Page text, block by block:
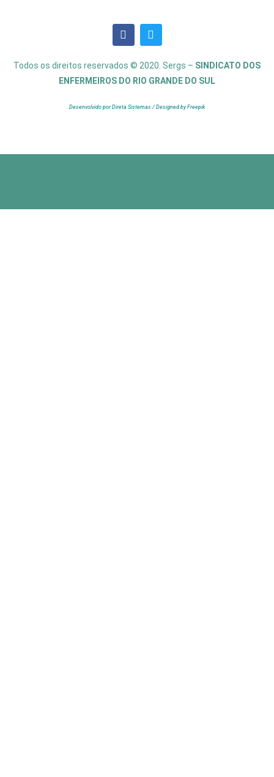
Todos os direitos reservados © 2020. Sergs – SINDICATO DOS
ENFERMEIROS DO RIO GRANDE DO SUL
Desenvolvido por Direta Sistemas / Designed by Freepik